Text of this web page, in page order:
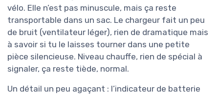
vélo. Elle n’est pas minuscule, mais ça reste
transportable dans un sac. Le chargeur fait un peu
de bruit (ventilateur léger), rien de dramatique mais
à savoir si tu le laisses tourner dans une petite
pièce silencieuse. Niveau chauffe, rien de spécial à
signaler, ça reste tiède, normal.
Un détail un peu agaçant : l’indicateur de batterie